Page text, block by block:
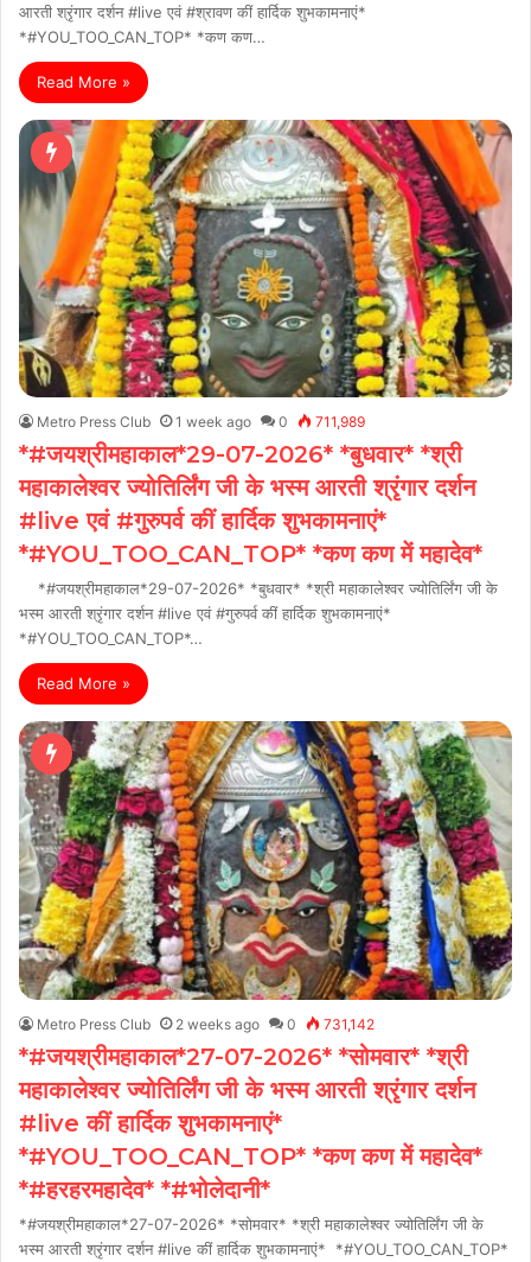
आरती श्रृंगार दर्शन #live एवं #श्रावण कीं हार्दिक शुभकामनाएं*
*#YOU_TOO_CAN_TOP* *कण कण…
Read More »
Metro Press Club 1 week ago 0 711,989
*#जयश्रीमहाकाल*29-07-2026* *बुधवार* *श्री
महाकालेश्वर ज्योतिर्लिंग जी के भस्म आरती श्रृंगार दर्शन
#live एवं #गुरुपर्व कीं हार्दिक शुभकामनाएं*
*#YOU_TOO_CAN_TOP* *कण कण में महादेव*
*#जयश्रीमहाकाल*29-07-2026* *बुधवार* *श्री महाकालेश्वर ज्योतिर्लिंग जी के
भस्म आरती श्रृंगार दर्शन #live एवं #गुरुपर्व कीं हार्दिक शुभकामनाएं*
*#YOU_TOO_CAN_TOP*…
Read More »
Metro Press Club 2 weeks ago 0 731,142
*#जयश्रीमहाकाल*27-07-2026* *सोमवार* *श्री
महाकालेश्वर ज्योतिर्लिंग जी के भस्म आरती श्रृंगार दर्शन
#live कीं हार्दिक शुभकामनाएं*
*#YOU_TOO_CAN_TOP* *कण कण में महादेव*
*#हरहरमहादेव* *#भोलेदानी*
*#जयश्रीमहाकाल*27-07-2026* *सोमवार* *श्री महाकालेश्वर ज्योतिर्लिंग जी के
भस्म आरती श्रृंगार दर्शन #live कीं हार्दिक शुभकामनाएं* *#YOU_TOO_CAN_TOP*